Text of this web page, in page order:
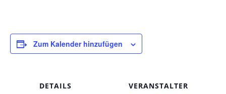
Zum Kalender hinzufügen
DETAILS
VERANSTALTER